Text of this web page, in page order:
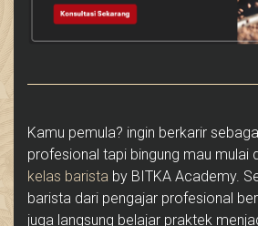
Kamu pemula? ingin berkarir
profesional tapi bingung mau mulai
kelas barista by BITKA Academy.
barista dari pengajar profesional
juga langsung belajar praktek